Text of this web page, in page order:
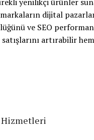
markaların dijital
ve SEO
artırabilir